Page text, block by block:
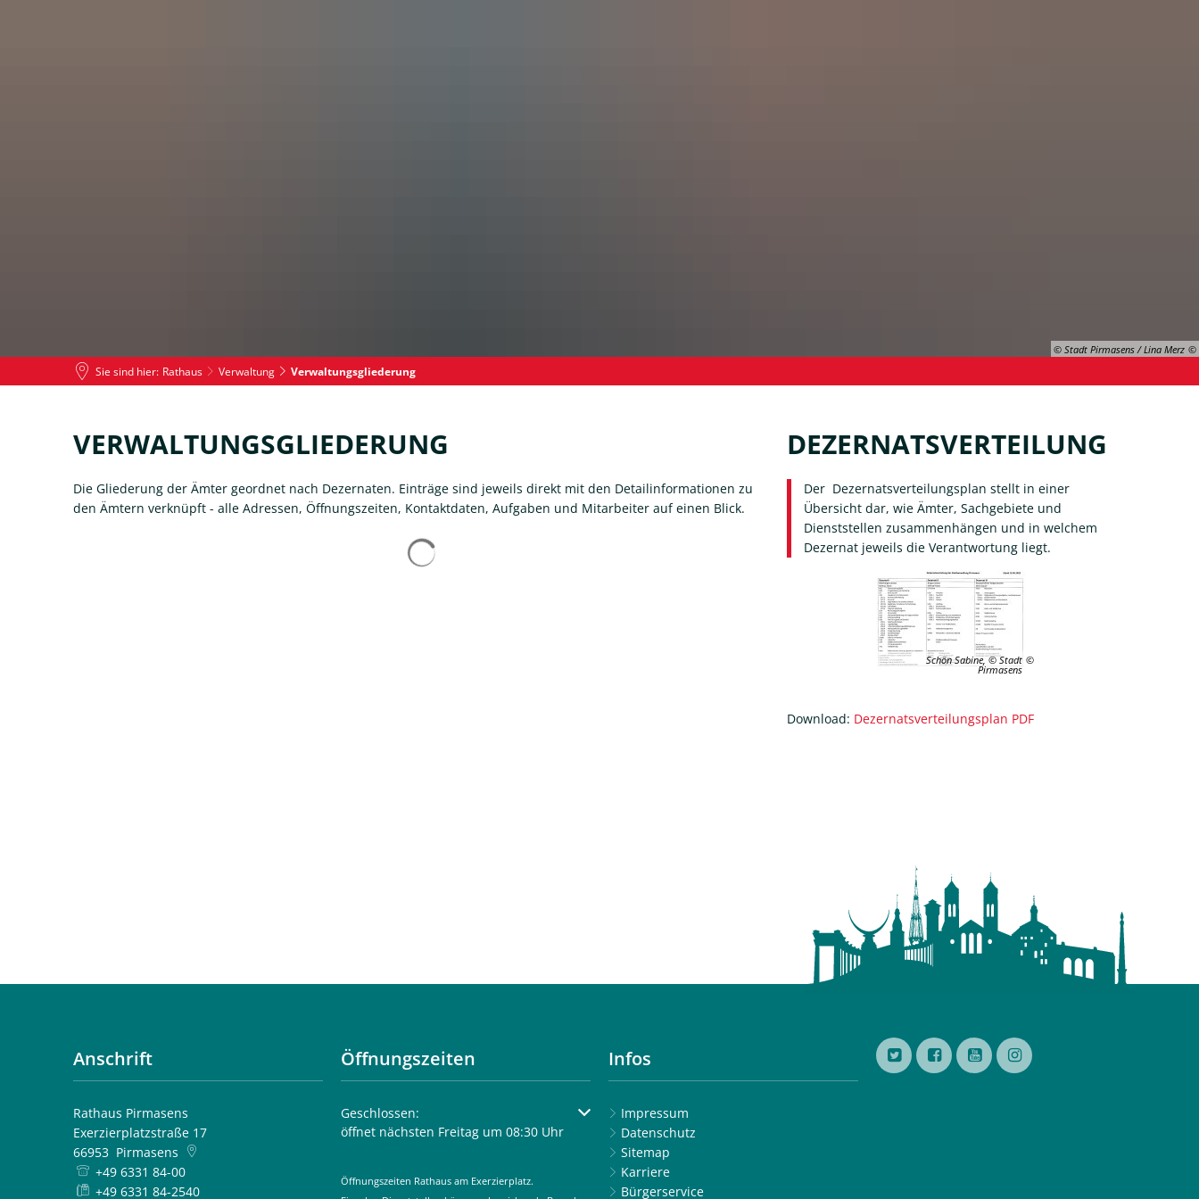
© Stadt Pirmasens / Lina Merz
Sie sind hier: Rathaus Verwaltung Verwaltungsgliederung
Verwaltungsgliederung
VERWALTUNGSGLIEDERUNG
Die Gliederung der Ämter geordnet nach Dezernaten. Einträge sind jeweils direkt mit den Detailinformationen zu
den Ämtern verknüpft - alle Adressen, Öffnungszeiten, Kontaktdaten, Aufgaben und Mitarbeiter auf einen Blick.
DEZERNATSVERTEILUNG
Der Dezernatsverteilungsplan stellt in einer
Übersicht dar, wie Ämter, Sachgebiete und
Dienststellen zusammenhängen und in welchem
Dezernat jeweils die Verantwortung liegt.
Schön Sabine, © Stadt
Pirmasens
Download: Dezernatsverteilungsplan PDF
Anschrift
Rathaus Pirmasens
Exerzierplatzstraße 17
66953 Pirmasens
+49 6331 84-00
+49 6331 84-2540
Öffnungszeiten
Klicken, um weitere Öffnungs- oder Schließzeiten auszublenden
Geschlossen:
öffnet nächsten Freitag um 08:30 Uhr
Öffnungszeiten Rathaus am Exerzierplatz.
Infos
Impressum
Datenschutz
Sitemap
Karriere
Bürgerservice